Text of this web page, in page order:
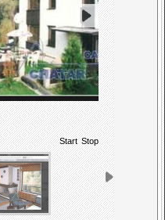
Start Stop